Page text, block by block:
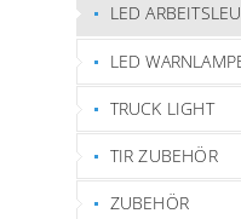
LED
LED
TRUCK LIGHT
TIR ZUBEHÖR
ZUBEHÖR